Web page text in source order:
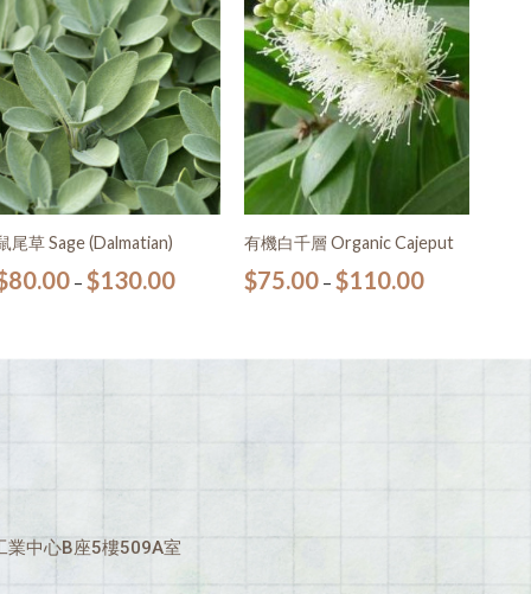
加入
願望
清單
尾草 Sage (Dalmatian)
80.00– $130.00
加入
願望
清單
有機白千層 Organic Cajeput
$75.00– $110.00
業中心B座5樓509A室